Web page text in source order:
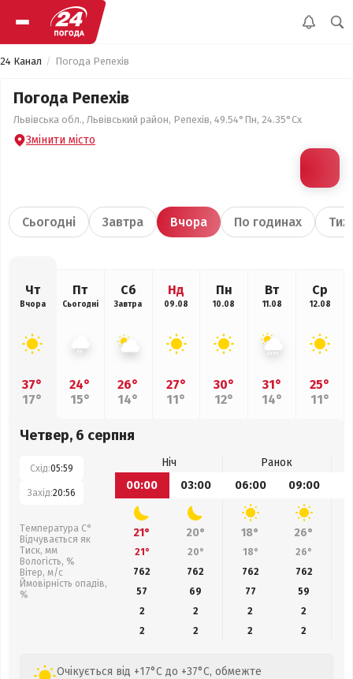
24 Канал Погода Репехів
Погода Репехів
Львівська обл., Львівський район, Репехів, 49.54°Пн, 24.35°Сх
Змінити місто
Сьогодні Завтра Вчора По годинах
Чт
Вчора
37°
17°
Пт
Сьогодні
24°
15°
Сб
Завтра
26°
14°
Нд
09.08
27°
11°
Пн
10.08
30°
12°
Вт
11.08
31°
14°
Ср
12.08
25°
11°
Четвер, 6 серпня
Схід:05:59
Захід:20:56
Температура С°
Відчувається як
Тиск, мм
Вологість, %
Вітер, м/с
Ймовірність опадів,
%
Ніч
Ранок
00:00
03:00 06:00 09:00
21° 20° 18° 26°
21° 20° 18° 26°
762
762 762 762
57
69 77 59
2
2 2
2
2
2 2 2
Очікується від +17°C до +37°C, обмежте